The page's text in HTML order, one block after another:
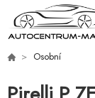
Osobní